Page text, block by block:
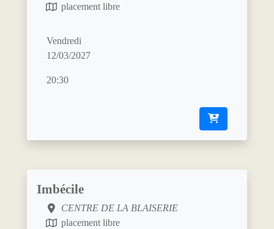
placement libre
Vendredi
12/03/2027
20:30
Imbécile
CENTRE DE LA BLAISERIE
placement libre